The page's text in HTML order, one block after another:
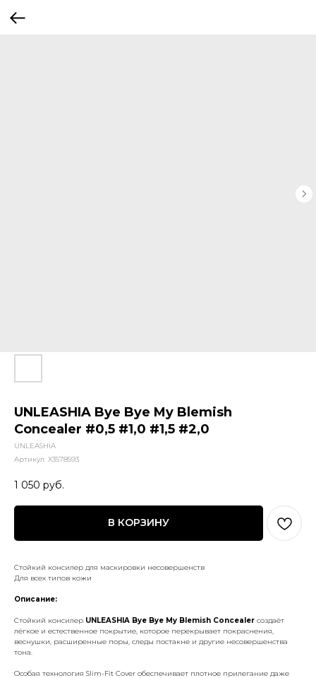
UNLEASHIA Bye Bye My Blemish
Concealer #0,5 #1,0 #1,5 #2,0
UNLEASHIA
Артикул: X3578593
1 050 руб.
В КОРЗИНУ
Стойкий консилер для маскировки несовершенств
Для всех типов кожи
Описание:
Стойкий консилер UNLEASHIA Bye Bye My Blemish Concealer создаёт
лёгкое и естественное покрытие, которое перекрывает покраснения,
веснушки, расширенные поры, следы постакне и другие несовершенства
тона.
Особая технология Slim-Fit Cover обеспечивает плотное прилегание даже